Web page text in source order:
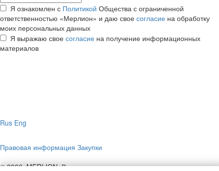
Я ознакомлен с Политикой Общества с ограниченной
ответственностью «Мерлион» и даю свое согласие на обработку
моих персональных данных
Я выражаю свое согласие на получение информационных
материалов
Rus Eng
Правовая информация Закупки
© 2026, MERLION. Все права защищены.